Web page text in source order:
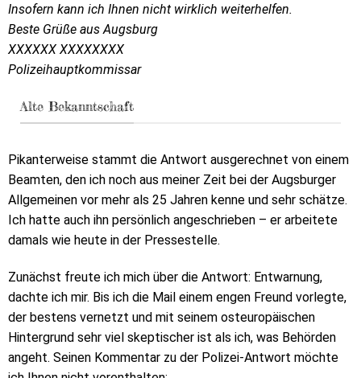
Insofern kann ich Ihnen nicht wirklich weiterhelfen.
Beste Grüße aus Augsburg
XXXXXX XXXXXXXX
Polizeihauptkommissar
Alte Bekanntschaft
Pikanterweise stammt die Antwort ausgerechnet von einem
Beamten, den ich noch aus meiner Zeit bei der Augsburger
Allgemeinen vor mehr als 25 Jahren kenne und sehr schätze.
Ich hatte auch ihn persönlich angeschrieben – er arbeitete
damals wie heute in der Pressestelle.
Zunächst freute ich mich über die Antwort: Entwarnung,
dachte ich mir. Bis ich die Mail einem engen Freund vorlegte,
der bestens vernetzt und mit seinem osteuropäischen
Hintergrund sehr viel skeptischer ist als ich, was Behörden
angeht. Seinen Kommentar zu der Polizei-Antwort möchte